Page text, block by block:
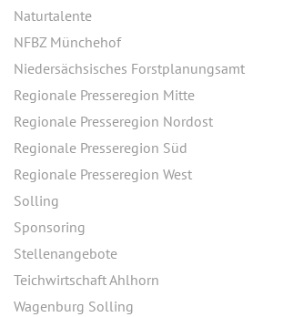
Naturtalente
NFBZ Münchehof
Niedersächsisches Forstplanungsamt
Regionale Presseregion Mitte
Regionale Presseregion Nordost
Regionale Presseregion Süd
Regionale Presseregion West
Solling
Sponsoring
Stellenangebote
Teichwirtschaft Ahlhorn
Wagenburg Solling